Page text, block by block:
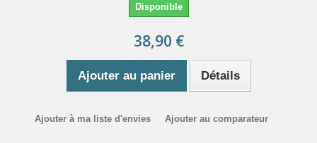
Disponible
38,90 €
Ajouter au panier Détails
Ajouter à ma liste d'envies Ajouter au comparateur